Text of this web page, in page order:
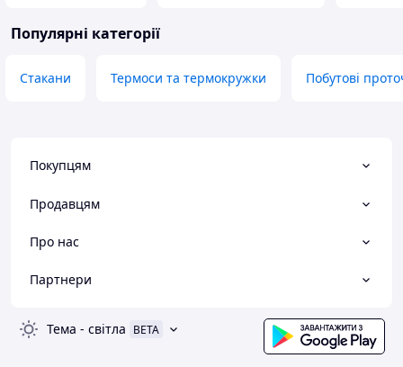
Популярні категорії
Стакани Термоси та термокружки Побутові
Покупцям
Продавцям
Про нас
Партнери
Тема - світла BETA